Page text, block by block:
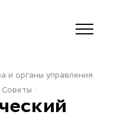
и органы управления
Советы